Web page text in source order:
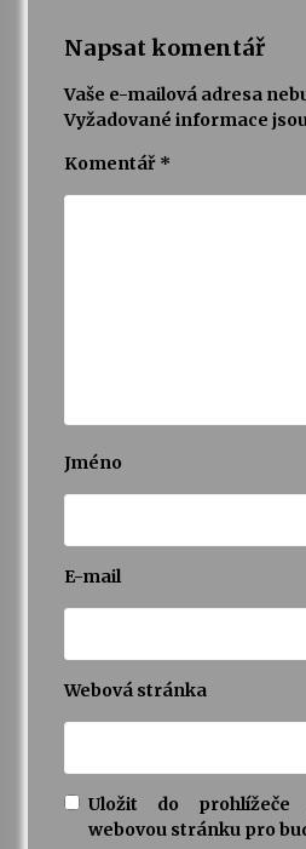
Varhanní recitál
3. 7. 2026
Petr Adamec –
30. 6. 2026
Napsat komentář
Vaše e-mailová adresa
Vyžadované informace
Komentář *
Jméno
E-mail
Webová stránka
Uložit do
webovou stránku pro